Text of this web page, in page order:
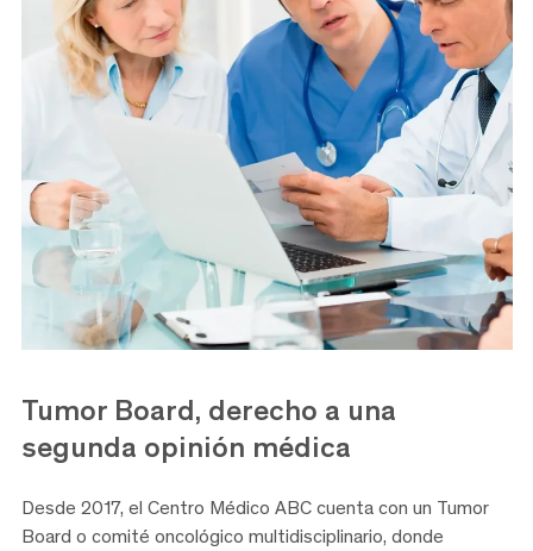
Tumor Board, derecho a una
segunda opinión médica
Desde 2017, el Centro Médico ABC cuenta con un Tumor
Board o comité oncológico multidisciplinario, donde